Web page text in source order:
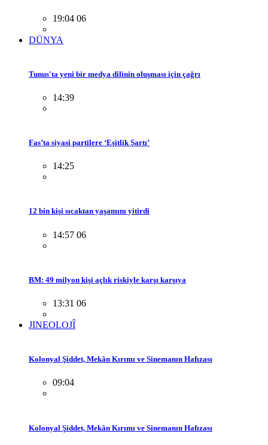
19:04 06
DÜNYA
Tunus'ta yeni bir medya dilinin oluşması için çağrı
14:39
Fas’ta siyasi partilere ‘Eşitlik Şartı’
14:25
12 bin kişi sıcaktan yaşamını yitirdi
14:57 06
BM: 49 milyon kişi açlık riskiyle karşı karşıya
13:31 06
JINEOLOJÎ
Kolonyal Şiddet, Mekân Kırımı ve Sinemanın Hafızası
09:04
Kolonyal Şiddet, Mekân Kırımı ve Sinemanın Hafızası